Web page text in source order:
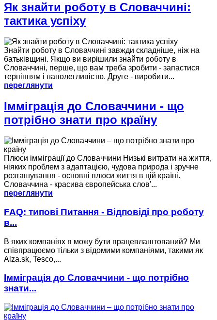
Як знайти роботу в Словаччині:
тактика успіху
Знайти роботу в Словаччині завжди складніше, ніж на
батьківщині. Якщо ви вирішили знайти роботу в
Словаччині, перше, що вам треба зробити - запастися
терпінням і наполегливістю. Друге - виробити...
переглянути
Імміграція до Словаччини - що
потрібно знати про країну
Плюси імміграції до Словаччини Низькі витрати на життя,
ніяких проблем з адаптацією, чудова природа і зручне
розташування - основні плюси життя в цій країні.
Словаччина - красива європейська слов'...
переглянути
FAQ: типові Питання - Відповіді про роботу
в...
В яких компаніях я можу бути працевлаштований? Ми
співпрацюємо тільки з відомими компаніями, такими як
Alza.sk, Tesco,...
Імміграція до Словаччини - що потрібно
знати...